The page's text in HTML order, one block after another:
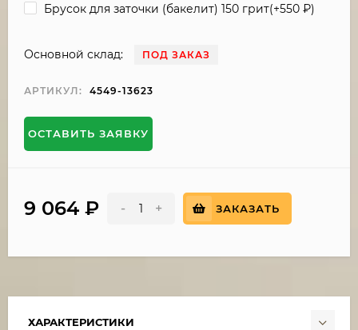
Брусок для заточки (бакелит) 150 грит(+550 ₽)
Основной склад: ПОД ЗАКАЗ
АРТИКУЛ: 4549-13623
ОСТАВИТЬ ЗАЯВКУ
9 064 ₽ - + ЗАКАЗАТЬ
ХАРАКТЕРИСТИКИ